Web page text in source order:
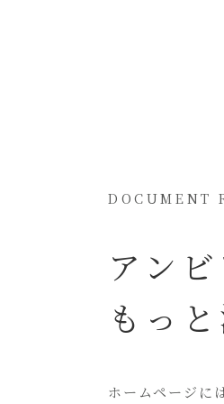
DOCUMENT
アン
もっ
ホームページに